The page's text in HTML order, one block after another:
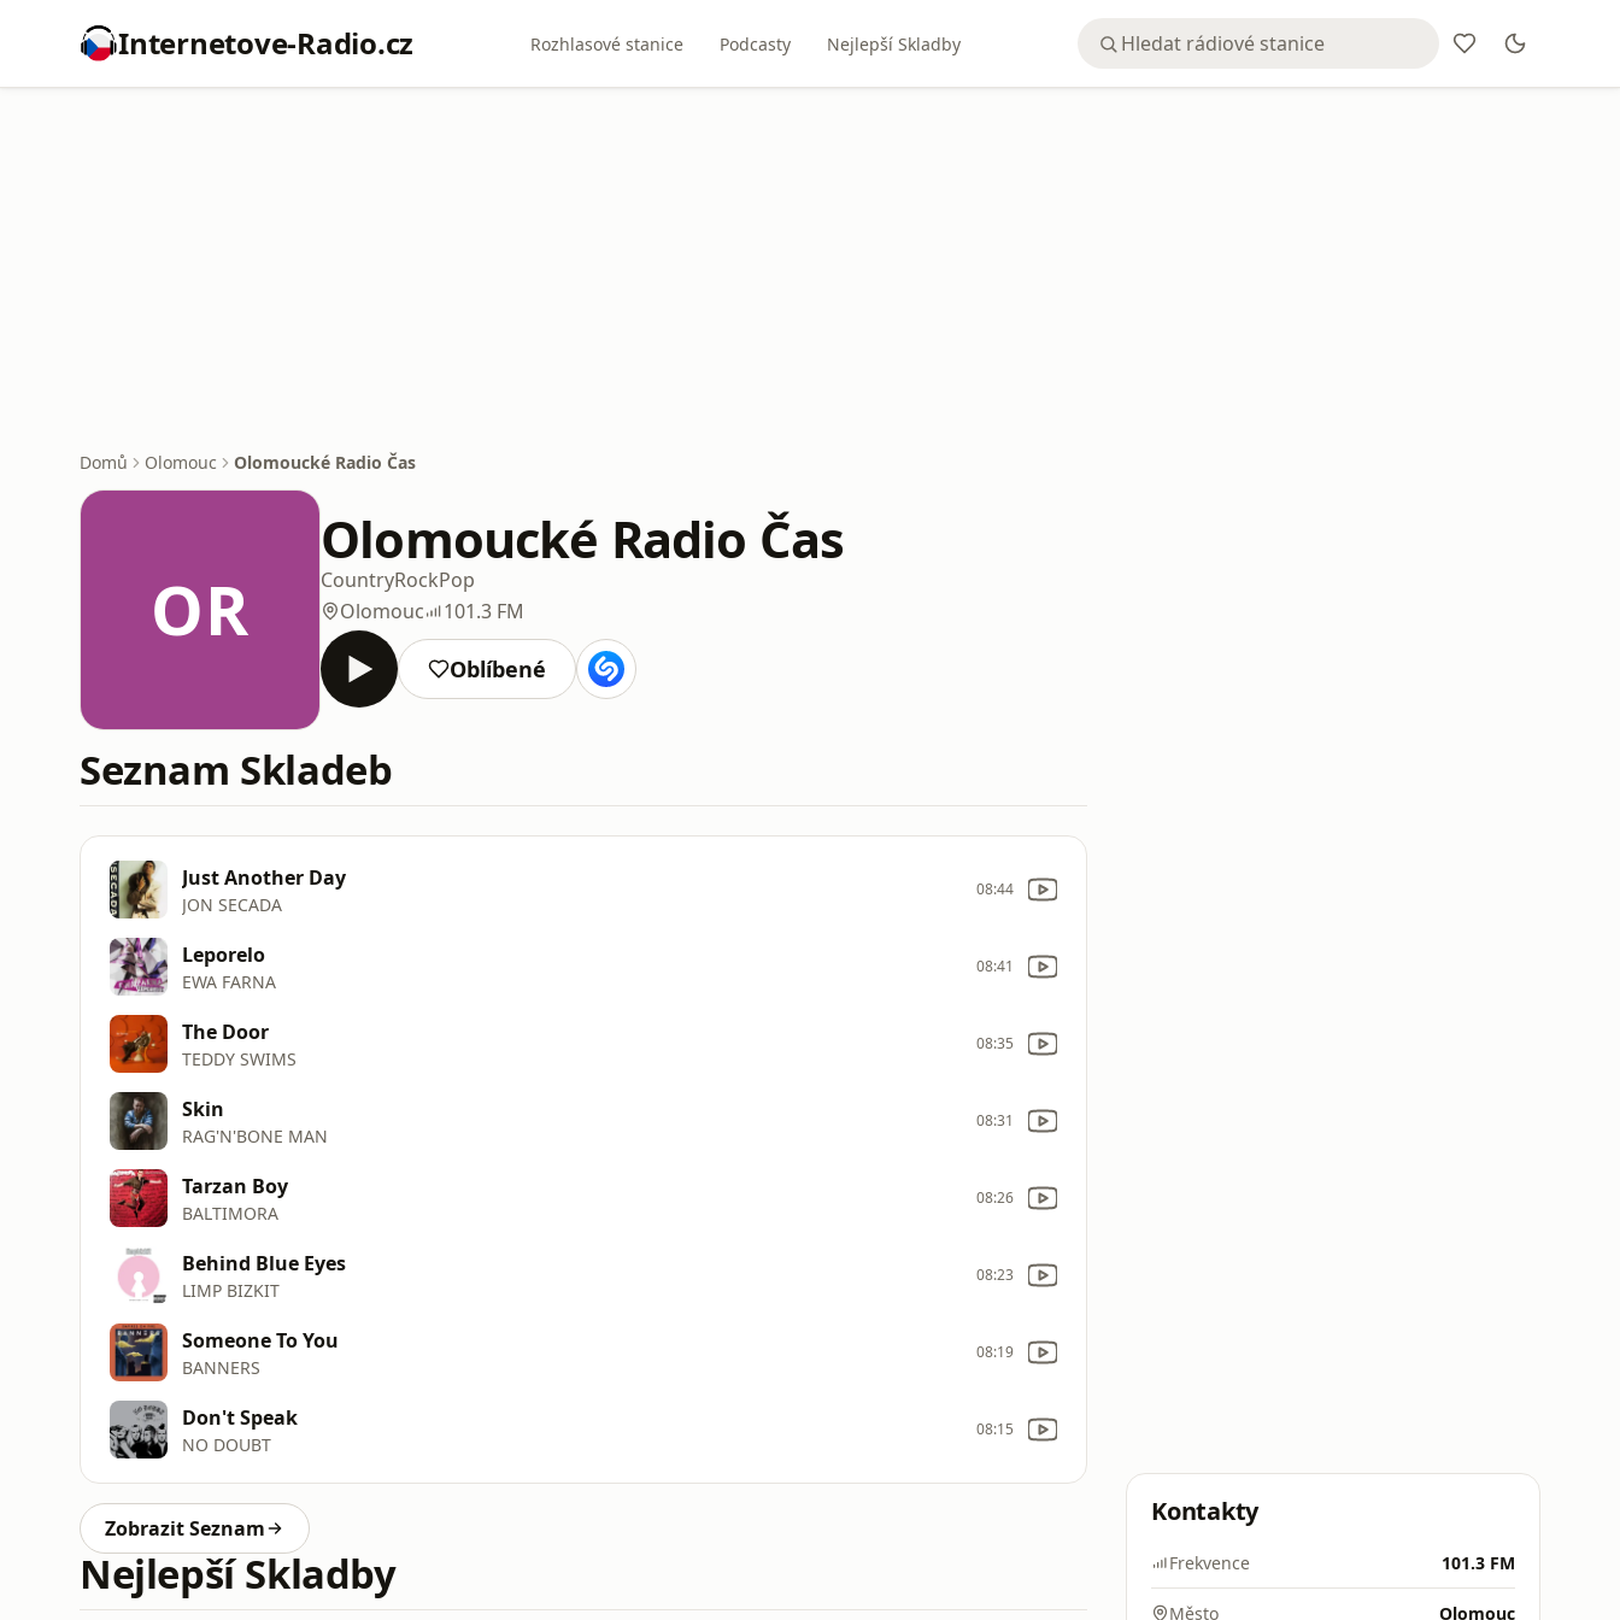
Internetove-Radio.cz Rozhlasové stanice Podcasty Nejlepší Skladby
Domů Olomouc Olomoucké Radio Čas
OR
Olomoucké Radio Čas
CountryRockPop
Olomouc
101.3 FM
Oblíbené
Seznam Skladeb
Just Another Day
JON SECADA
08:44
Leporelo
EWA FARNA
08:41
The Door
TEDDY SWIMS
08:35
Skin
RAG'N'BONE MAN
08:31
Tarzan Boy
BALTIMORA
08:26
Behind Blue Eyes
LIMP BIZKIT
08:23
Someone To You
BANNERS
08:19
Don't Speak
NO DOUBT
08:15
Zobrazit Seznam
Nejlepší Skladby
Kontakty
Frekvence 101.3 FM
Město Olomouc